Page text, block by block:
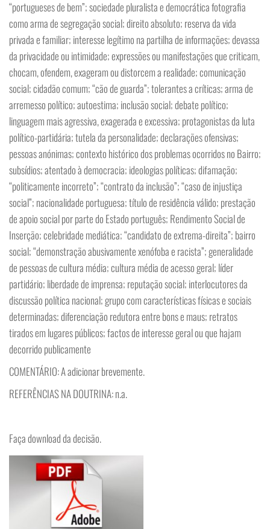
“portugueses de bem”; sociedade pluralista e democrática fotografia
como arma de segregação social; direito absoluto; reserva da vida
privada e familiar; interesse legítimo na partilha de informações; devassa
da privacidade ou intimidade; expressões ou manifestações que criticam,
chocam, ofendem, exageram ou distorcem a realidade; comunicação
social; cidadão comum; “cão de guarda”; tolerantes a críticas; arma de
arremesso político; autoestima; inclusão social; debate político;
linguagem mais agressiva, exagerada e excessiva; protagonistas da luta
político-partidária; tutela da personalidade; declarações ofensivas;
pessoas anónimas; contexto histórico dos problemas ocorridos no Bairro;
subsídios; atentado à democracia; ideologias políticas; difamação;
“politicamente incorreto”; “contrato da inclusão”; “caso de injustiça
social”; nacionalidade portuguesa; título de residência válido; prestação
de apoio social por parte do Estado português; Rendimento Social de
Inserção; celebridade mediática; “candidato de extrema-direita”; bairro
social; “demonstração abusivamente xenófoba e racista”; generalidade
de pessoas de cultura média; cultura média de acesso geral; líder
partidário; liberdade de imprensa; reputação social; interlocutores da
discussão política nacional; grupo com características físicas e sociais
determinadas; diferenciação redutora entre bons e maus; retratos
tirados em lugares públicos; factos de interesse geral ou que hajam
decorrido publicamente
COMENTÁRIO: A adicionar brevemente.
REFERÊNCIAS NA DOUTRINA: n.a.
Faça download da decisão.